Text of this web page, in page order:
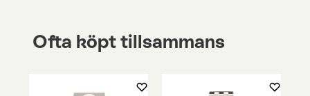
Ofta köpt tillsammans